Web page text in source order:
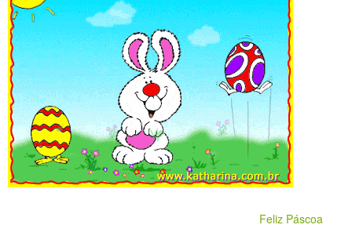
Feliz Páscoa